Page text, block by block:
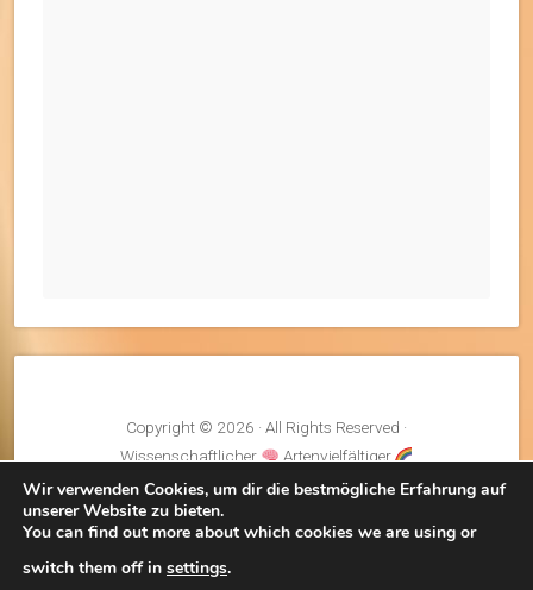
Copyright © 2026 · All Rights Reserved ·
Wissenschaftlicher
Artenvielfältiger
Fairentwickelter
Klimaneutraler
Kreislauf
Theme: Natural Lite by
Wir verwenden Cookies, um dir die bestmögliche Erfahrung auf
unserer Website zu bieten.
You can find out more about which cookies we are using or
switch them off in settings.